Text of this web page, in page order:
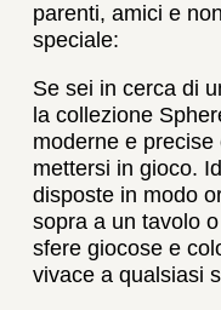
parenti, amici e
speciale:
Se sei in cerca di
la collezione
moderne e
mettersi in gioco.
disposte in modo
sopra a un tavolo
sfere giocose e
vivace a qualsiasi